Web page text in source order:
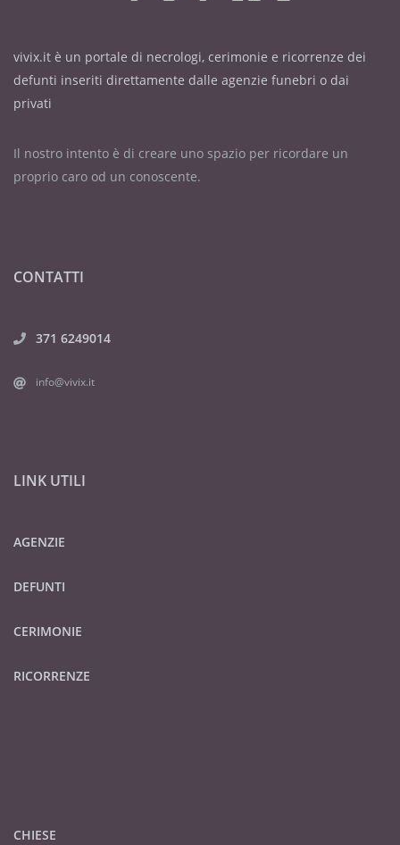
vivix.it è un portale di necrologi, cerimonie e ricorrenze dei
defunti inseriti direttamente dalle agenzie funebri o dai
privati
Il nostro intento è di creare uno spazio per ricordare un
proprio caro od un conoscente.
CONTATTI
371 6249014
info@vivix.it
LINK UTILI
AGENZIE
DEFUNTI
CERIMONIE
RICORRENZE
CHIESE